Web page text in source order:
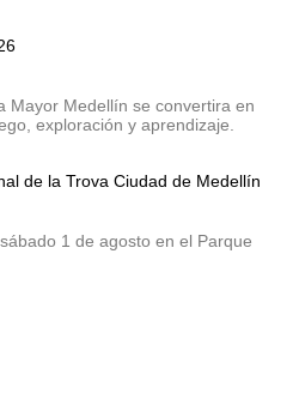
Mayor Medellín se convertira en
exploración y aprendizaje.
de la Trova Ciudad de Medellín
1 de agosto en el Parque